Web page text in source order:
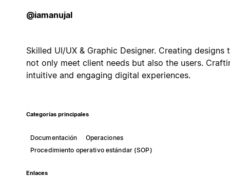
@iamanujal
Skilled UI/UX & Graphic Designer. Creating designs
not only meet client needs but also the users.
intuitive and engaging digital experiences.
Categorías principales
Documentación
Operaciones
Procedimiento operativo estándar (SOP)
Enlaces